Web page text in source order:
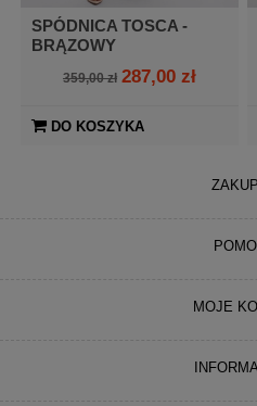
SPÓDNICA TOSCA -
BRĄZOWY
359,00 zł 287,00 zł
DO KOSZYKA
MOJE